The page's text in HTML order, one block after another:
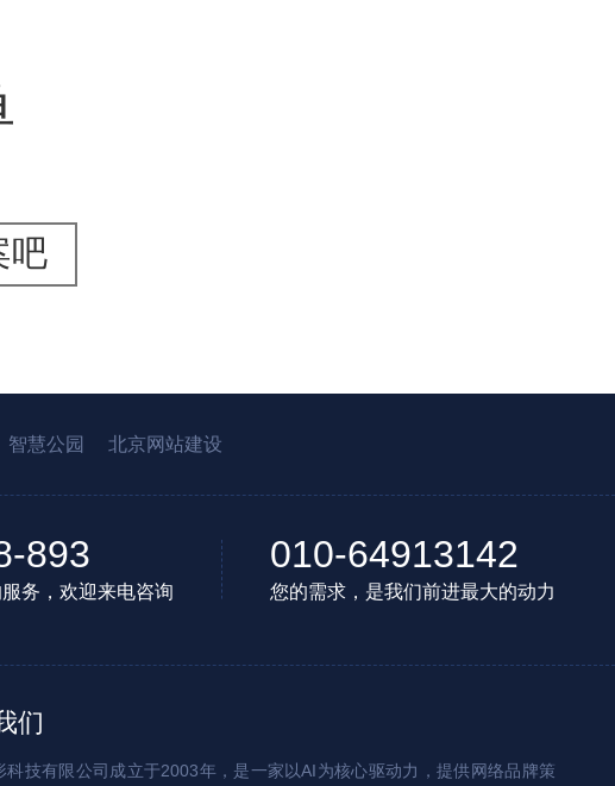
吧
智慧公园 北京网站建设
893
务，欢迎来电咨询
010-64913142
您的需求，是我们前进最大的动力
们
科技有限公司成立于2003年，是一家以AI为核心驱动力，提供网络品牌策